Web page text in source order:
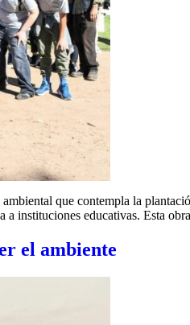
que contempla la
instituciones educativas. Esta
el ambiente